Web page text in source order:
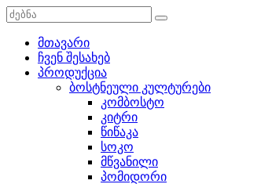
მთავარი
ჩვენ შესახებ
პროდუქცია
ბოსტნეული კულტურები
კომბოსტო
კიტრი
წიწაკა
სოკო
მწვანილი
პომიდორი